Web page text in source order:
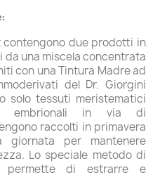
contengono due prodotti in
una miscela concentrata
con una Tintura Madre ad
del Dr. Giorgini
solo tessuti meristematici
embrionali in via di
raccolti in primavera
giornata per mantenere
Lo speciale metodo di
permette di estrarre e